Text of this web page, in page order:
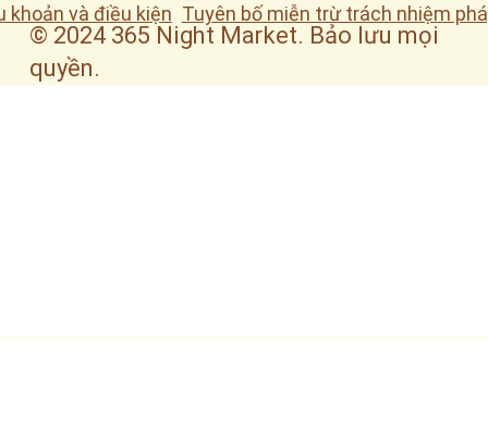
khoản và điều kiện Tuyên bố miễn trừ trách nhiệm
© 2024 365 Night Market. Bảo lưu mọi
quyền.